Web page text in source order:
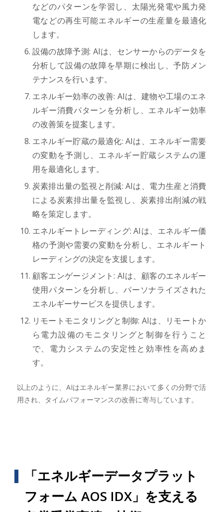
などのパターンを学習し、太陽光発電や風力発
電などの再生可能エネルギーの生産量を最適化
します。
設備の故障予測: AIは、センサーからのデータを
分析して設備の故障を早期に検出し、予防メン
テナンスを行います。
エネルギー効率の改善: AIは、建物や工場のエネ
ルギー消費パターンを分析し、エネルギー効率
の改善策を提案します。
エネルギー貯蔵の最適化: AIは、エネルギー需要
の変動を予測し、エネルギー貯蔵システムの運
用を最適化します。
炭素排出量の監視と削減: AIは、電力生産と消費
による炭素排出量を監視し、炭素排出削減の戦
略を策定します。
エネルギートレーディング: AIは、エネルギー価
格の予測や需要の変動を分析し、エネルギート
レーディングの決定を支援します。
顧客エンゲージメント: AIは、顧客のエネルギー
使用パターンを分析し、パーソナライズされた
エネルギーサービスを提供します。
リモートモニタリングと制御: AIは、リモートか
ら電力設備のモニタリングと制御を行うこと
で、電力システムの安定性と効率性を高めま
す。
以上のように、AIはエネルギー業界において多くの分野で活
用され、タイムパフォーマンスの改善に寄与しています。
「エネルギーデータプラット
フォーム AOS IDX」を支える